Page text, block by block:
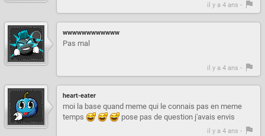
il y a 4 ans -
wwwwwwwwwwww
Pas mal
il y a 4 ans -
heart-eater
moi la base quand meme qui le connais pas en meme
temps
pose pas de question j'avais envis
il y a 4 ans -